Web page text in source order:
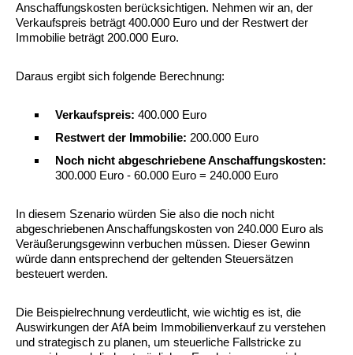
Anschaffungskosten berücksichtigen. Nehmen wir an, der
Verkaufspreis beträgt 400.000 Euro und der Restwert der
Immobilie beträgt 200.000 Euro.
Daraus ergibt sich folgende Berechnung:
Verkaufspreis: 400.000 Euro
Restwert der Immobilie: 200.000 Euro
Noch nicht abgeschriebene Anschaffungskosten:
300.000 Euro - 60.000 Euro = 240.000 Euro
In diesem Szenario würden Sie also die noch nicht
abgeschriebenen Anschaffungskosten von 240.000 Euro als
Veräußerungsgewinn verbuchen müssen. Dieser Gewinn
würde dann entsprechend der geltenden Steuersätzen
besteuert werden.
Die Beispielrechnung verdeutlicht, wie wichtig es ist, die
Auswirkungen der AfA beim Immobilienverkauf zu verstehen
und strategisch zu planen, um steuerliche Fallstricke zu